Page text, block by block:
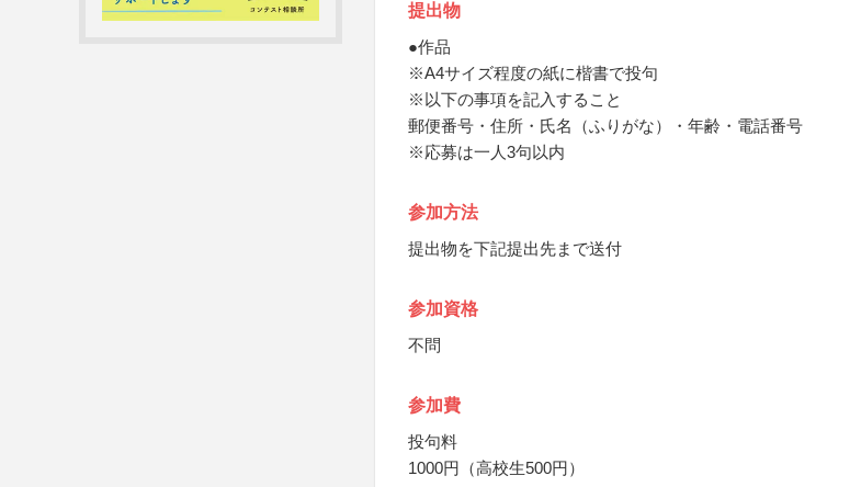
提出物
●作品
※A4サイズ程度の紙に楷書で投句
※以下の事項を記入すること
郵便番号・住所・氏名（ふりがな）・年齢・電話番号
※応募は一人3句以内
参加方法
提出物を下記提出先まで送付
参加資格
不問
参加費
投句料
1000円（高校生500円）